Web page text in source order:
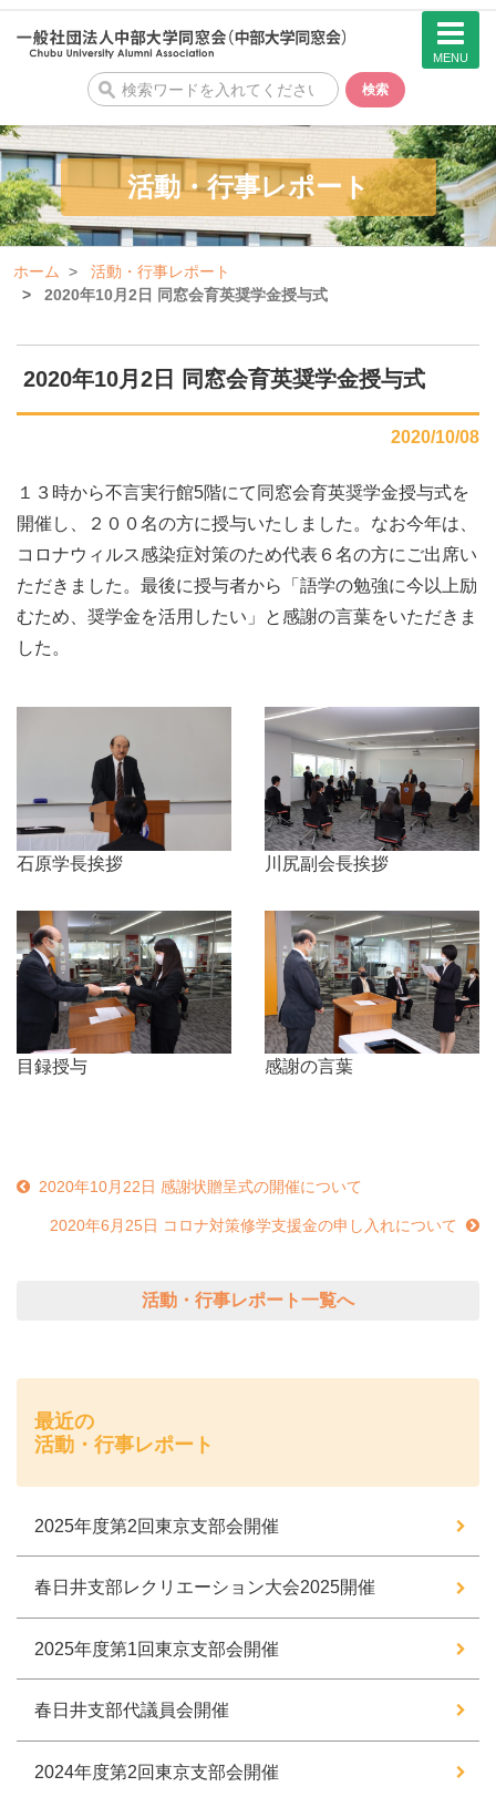
検
索
検索
MENU
活動・行事レポート
ホーム
活動・行事レポート
2020年10月2日 同窓会育英奨学金授与式
2020年10月2日 同窓会育英奨学金授与式
2020/10/08
１３時から不言実行館5階にて同窓会育英奨学金授与式を
開催し、２００名の方に授与いたしました。なお今年は、
コロナウィルス感染症対策のため代表６名の方にご出席い
ただきました。最後に授与者から「語学の勉強に今以上励
むため、奨学金を活用したい」と感謝の言葉をいただきま
した。
石原学長挨拶 川尻副会長挨拶
目録授与 感謝の言葉
2020年10月22日 感謝状贈呈式の開催について
2020年6月25日 コロナ対策修学支援金の申し入れについて
活動・行事レポート一覧へ
最近の
活動・行事レポート
2025年度第2回東京支部会開催
春日井支部レクリエーション大会2025開催
2025年度第1回東京支部会開催
春日井支部代議員会開催
2024年度第2回東京支部会開催